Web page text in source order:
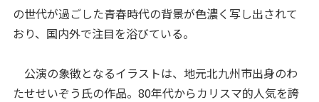
の世代が過ごした青春時代の背景が色濃く写し出されて
おり、国内外で注目を浴びている。
公演の象徴となるイラストは、地元北九州市出身のわ
たせせいぞう氏の作品。80年代からカリスマ的人気を誇